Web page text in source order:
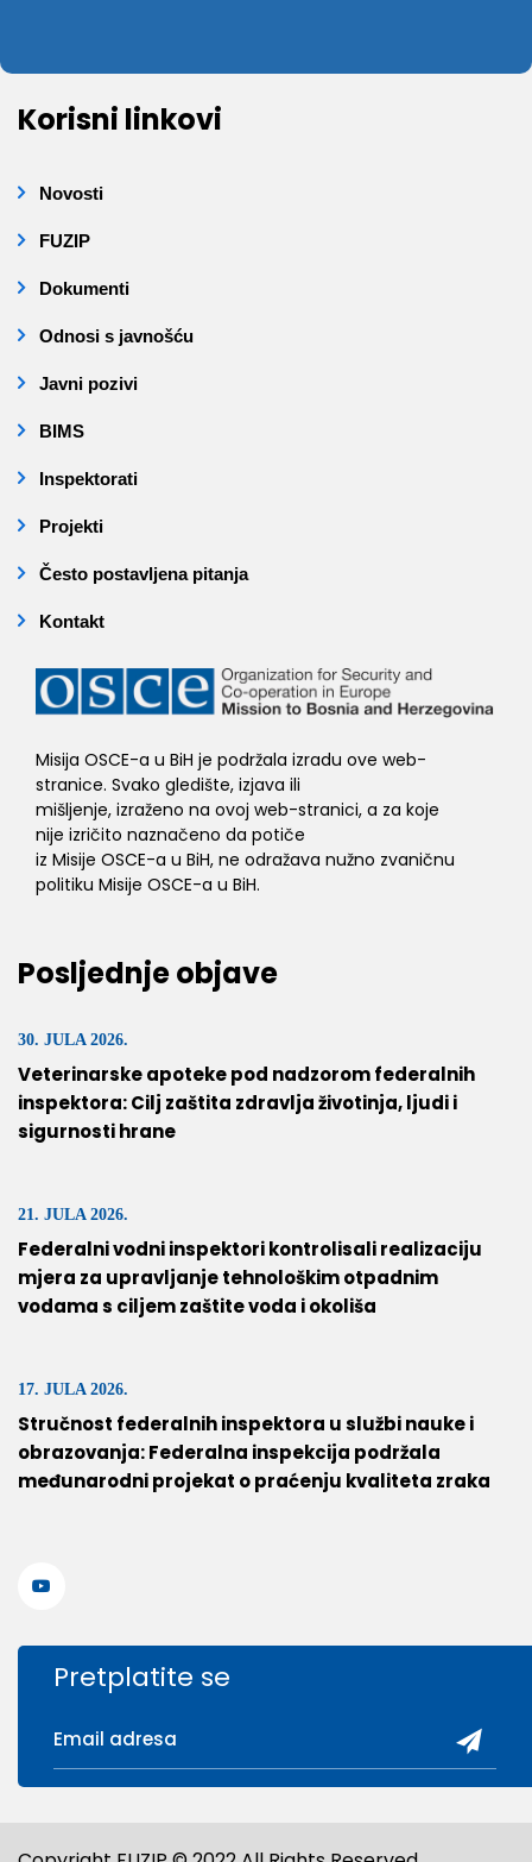
Korisni linkovi
Novosti
FUZIP
Dokumenti
Odnosi s javnošću
Javni pozivi
BIMS
Inspektorati
Projekti
Često postavljena pitanja
Kontakt
Misija OSCE-a u BiH je podržala izradu ove web-
stranice. Svako gledište, izjava ili
mišljenje, izraženo na ovoj web-stranici, a za koje
nije izričito naznačeno da potiče
iz Misije OSCE-a u BiH, ne odražava nužno zvaničnu
politiku Misije OSCE-a u BiH.
Posljednje objave
30. JULA 2026.
Veterinarske apoteke pod nadzorom federalnih
inspektora: Cilj zaštita zdravlja životinja, ljudi i
sigurnosti hrane
21. JULA 2026.
Federalni vodni inspektori kontrolisali realizaciju
mjera za upravljanje tehnološkim otpadnim
vodama s ciljem zaštite voda i okoliša
17. JULA 2026.
Stručnost federalnih inspektora u službi nauke i
obrazovanja: Federalna inspekcija podržala
međunarodni projekat o praćenju kvaliteta zraka
Pretplatite se